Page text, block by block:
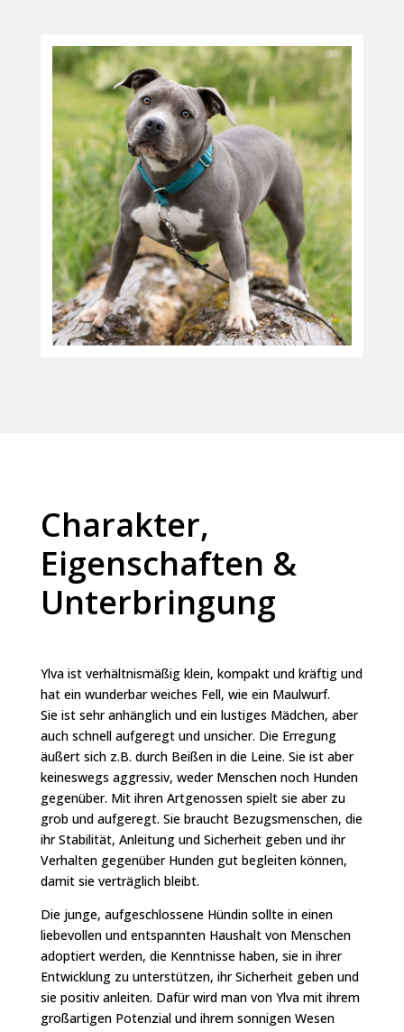
Charakter,
Eigenschaften &
Unterbringung
Ylva ist verhältnismäßig klein, kompakt und kräftig und
hat ein wunderbar weiches Fell, wie ein Maulwurf.
Sie ist sehr anhänglich und ein lustiges Mädchen, aber
auch schnell aufgeregt und unsicher. Die Erregung
äußert sich z.B. durch Beißen in die Leine. Sie ist aber
keineswegs aggressiv, weder Menschen noch Hunden
gegenüber. Mit ihren Artgenossen spielt sie aber zu
grob und aufgeregt. Sie braucht Bezugsmenschen, die
ihr Stabilität, Anleitung und Sicherheit geben und ihr
Verhalten gegenüber Hunden gut begleiten können,
damit sie verträglich bleibt.
Die junge, aufgeschlossene Hündin sollte in einen
liebevollen und entspannten Haushalt von Menschen
adoptiert werden, die Kenntnisse haben, sie in ihrer
Entwicklung zu unterstützen, ihr Sicherheit geben und
sie positiv anleiten. Dafür wird man von Ylva mit ihrem
großartigen Potenzial und ihrem sonnigen Wesen